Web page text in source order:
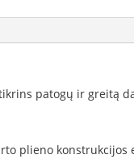
patogų ir greitą
plieno